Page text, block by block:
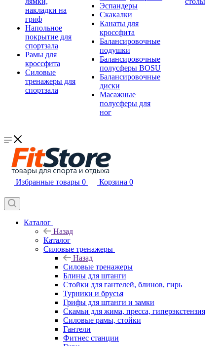
накладки на
гриф
Напольное
покрытие для
спортзала
Рамы для
кроссфита
Силовые
тренажеры для
спортзала
Эспандеры
Скакалки
Канаты для
кроссфита
Балансировочные
подушки
Балансировочные
полусферы BOSU
Балансировочные
диски
Масажные
полусферы для
ног
Избранные товары 0 Корзина 0
Каталог
Назад
Каталог
Силовые тренажеры
Назад
Силовые тренажеры
Блины для штанги
Стойки для гантелей, блинов, гирь
Турники и брусья
Грифы для штанги и замки
Скамьи для жима, пресса, гиперэкстензия
Силовые рамы, стойки
Гантели
Фитнес станции